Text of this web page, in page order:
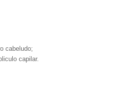
cabeludo;
capilar.